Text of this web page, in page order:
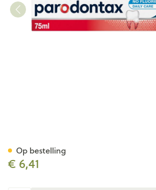
€ 6,41
Op bestelling